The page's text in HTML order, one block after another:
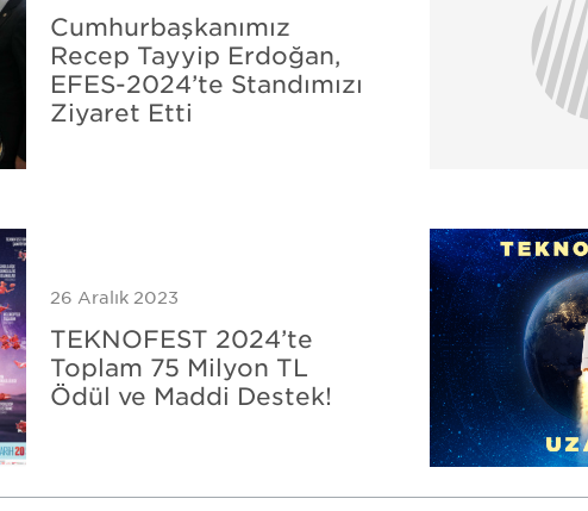
Cumhurbaşkanımız
Recep Tayyip Erdoğan,
EFES-2024’te Standımızı
Ziyaret Etti
26 Aralık 2023
TEKNOFEST 2024’te
Toplam 75 Milyon TL
Ödül ve Maddi Destek!